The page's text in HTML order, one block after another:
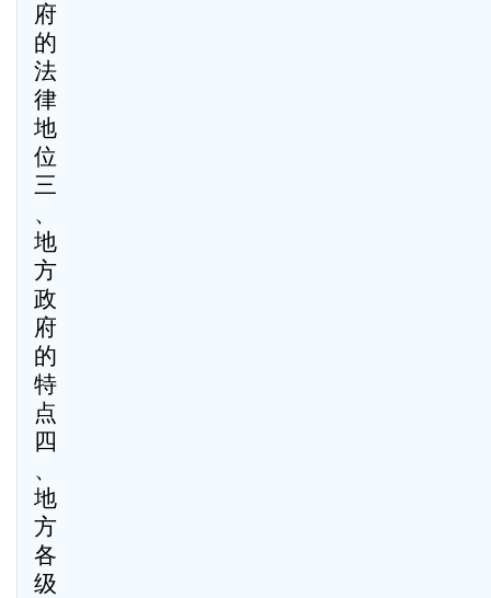
府
的
法
律
地
位
三
、
地
方
政
府
的
特
点
四
、
地
方
各
级